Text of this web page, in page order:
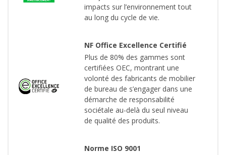
impacts sur l’environnement tout
au long du cycle de vie.
NF Office Excellence Certifié
Plus de 80% des gammes sont
certifiées OEC, montrant une
volonté des fabricants de mobilier
de bureau de s’engager dans une
démarche de responsabilité
sociétale au-delà du seul niveau
de qualité des produits.
Norme ISO 9001